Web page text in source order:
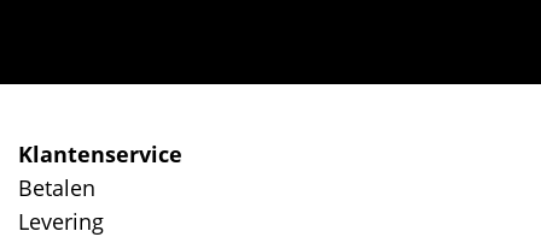
Klantenservice
Betalen
Levering